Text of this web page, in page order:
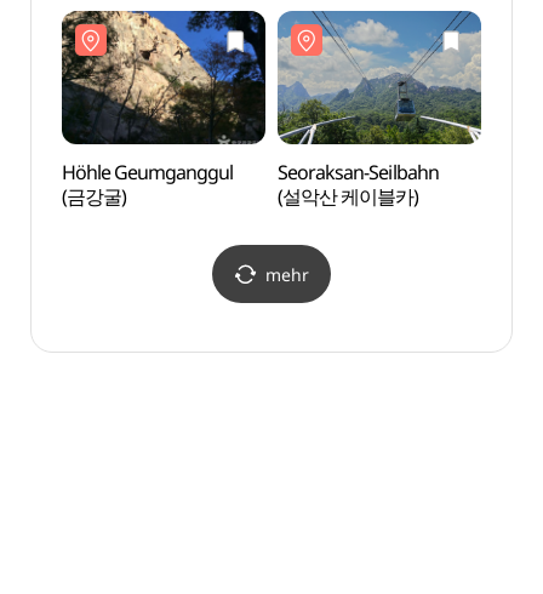
Höhle Geumganggul
(금강굴)
Seoraksan-Seilbahn
(설악산 케이블카)
mehr